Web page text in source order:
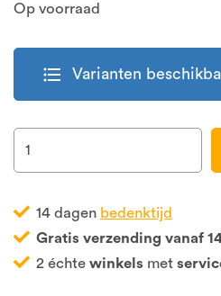
Op voorraad
format_list_bulleted Varianten
14 dagen bedenktijd
Gratis verzending vanaf
2 échte winkels met